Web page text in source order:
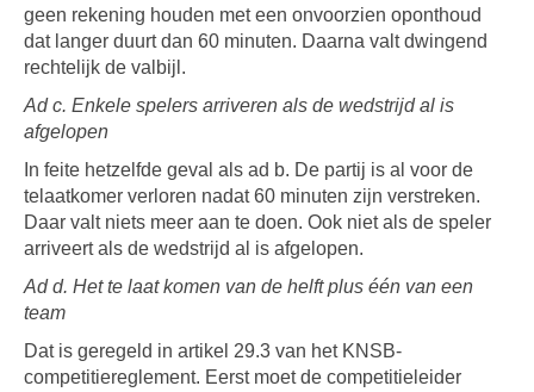
geen rekening houden met een onvoorzien oponthoud
dat langer duurt dan 60 minuten. Daarna valt dwingend
rechtelijk de valbijl.
Ad c. Enkele spelers arriveren als de wedstrijd al is
afgelopen
In feite hetzelfde geval als ad b. De partij is al voor de
telaatkomer verloren nadat 60 minuten zijn verstreken.
Daar valt niets meer aan te doen. Ook niet als de speler
arriveert als de wedstrijd al is afgelopen.
Ad d. Het te laat komen van de helft plus één van een
team
Dat is geregeld in artikel 29.3 van het KNSB-
competitiereglement. Eerst moet de competitieleider